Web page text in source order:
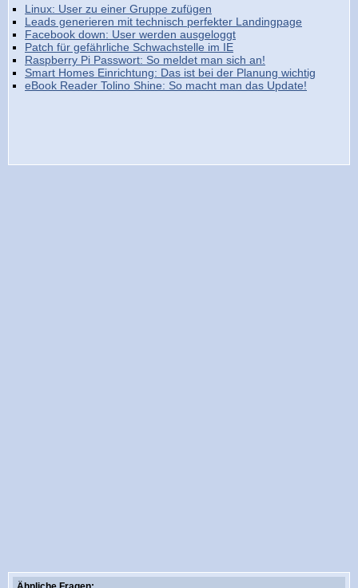
Linux: User zu einer Gruppe zufügen
Leads generieren mit technisch perfekter Landingpage
Facebook down: User werden ausgeloggt
Patch für gefährliche Schwachstelle im IE
Raspberry Pi Passwort: So meldet man sich an!
Smart Homes Einrichtung: Das ist bei der Planung wichtig
eBook Reader Tolino Shine: So macht man das Update!